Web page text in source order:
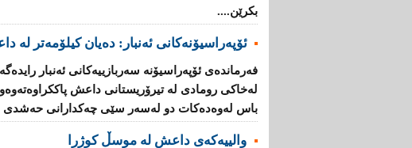
بكرێن....
ئۆپه‌راسیۆنه‌‌كانی ئه‌نبار: ده‌یان كیلۆمه‌تر له‌
فه‌رمانده‌ی ئۆپه‌راسیۆنه‌ سه‌ربازییه‌كانی ئه‌نبار
له‌خاكی رومادی له‌ تیرۆریستانی داعش
باس له‌وه‌ده‌كات دو له‌سه‌ر سێی چه‌كدارانی
والییەکەی داعش لە موسڵ كوژرا